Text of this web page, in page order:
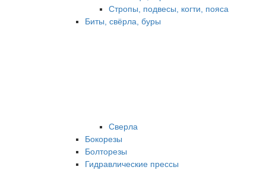
Стропы, подвесы, когти, пояса
Биты, свёрла, буры
Сверла
Бокорезы
Болторезы
Гидравлические прессы